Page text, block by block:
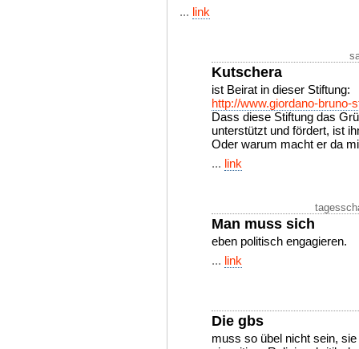
... link
Kutschera
ist Beirat in dieser Stiftung:
http://www.giordano-bruno-
Dass diese Stiftung das
unterstützt und fördert, ist
Oder warum macht er da
... link
Man muss sich
eben politisch engagieren.
... link
Die gbs
muss so übel nicht sein,